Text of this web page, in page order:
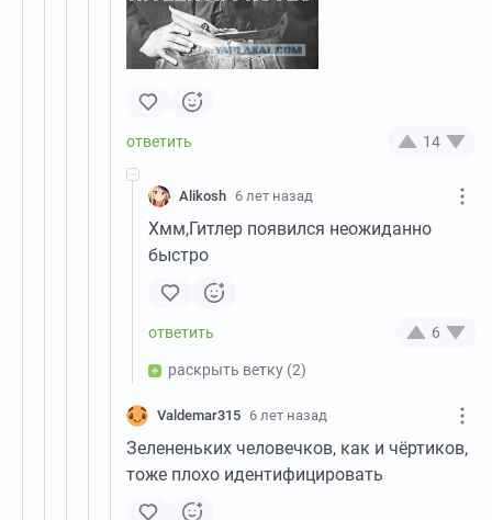
14
Alikosh 6 лет назад
Хмм,Гитлер появился неожиданно
быстро
6
раскрыть ветку (2)
Valdemar315 6 лет назад
Зелененьких человечков, как и чёртиков,
тоже плохо идентифицировать